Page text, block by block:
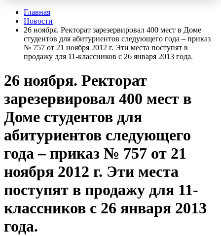
Главная
Новости
26 ноября. Ректорат зарезервировал 400 мест в Доме
студентов для абитуриентов следующего года – приказ
№ 757 от 21 ноября 2012 г. Эти места поступят в
продажу для 11-классников с 26 января 2013 года.
26 ноября. Ректорат
зарезервировал 400 мест в
Доме студентов для
абитуриентов следующего
года – приказ № 757 от 21
ноября 2012 г. Эти места
поступят в продажу для 11-
классников с 26 января 2013
года.